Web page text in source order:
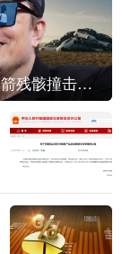
SpaceX火箭残骸撞击月球